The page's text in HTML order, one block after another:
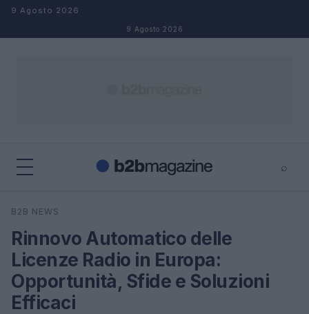
Salta al contenuto
9 Agosto 2026
9 Agosto 2026
⌕
Cerca
B2B NEWS
Rinnovo Automatico delle
Licenze Radio in Europa:
Opportunità, Sfide e Soluzioni
Efficaci